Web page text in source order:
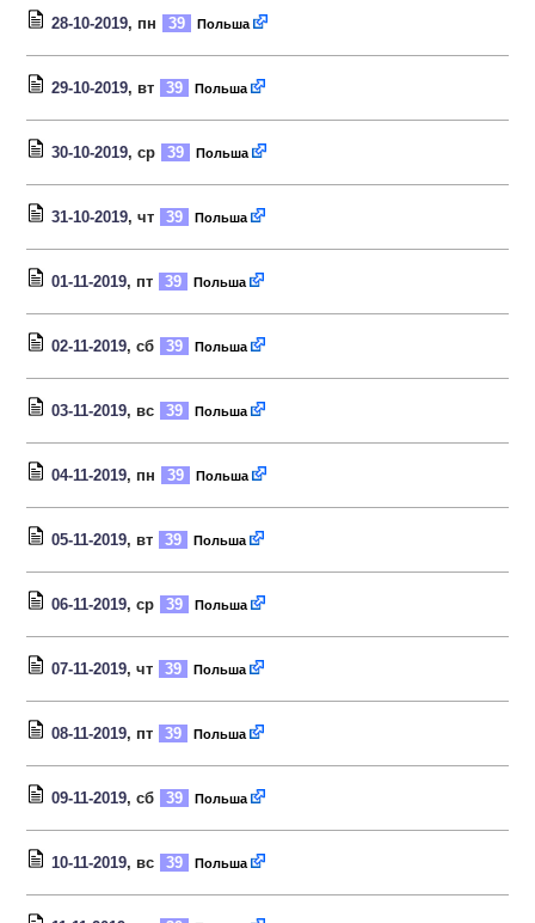
28-10-2019, пн 39 Польша
29-10-2019, вт 39 Польша
30-10-2019, ср 39 Польша
31-10-2019, чт 39 Польша
01-11-2019, пт 39 Польша
02-11-2019, сб 39 Польша
03-11-2019, вс 39 Польша
04-11-2019, пн 39 Польша
05-11-2019, вт 39 Польша
06-11-2019, ср 39 Польша
07-11-2019, чт 39 Польша
08-11-2019, пт 39 Польша
09-11-2019, сб 39 Польша
10-11-2019, вс 39 Польша